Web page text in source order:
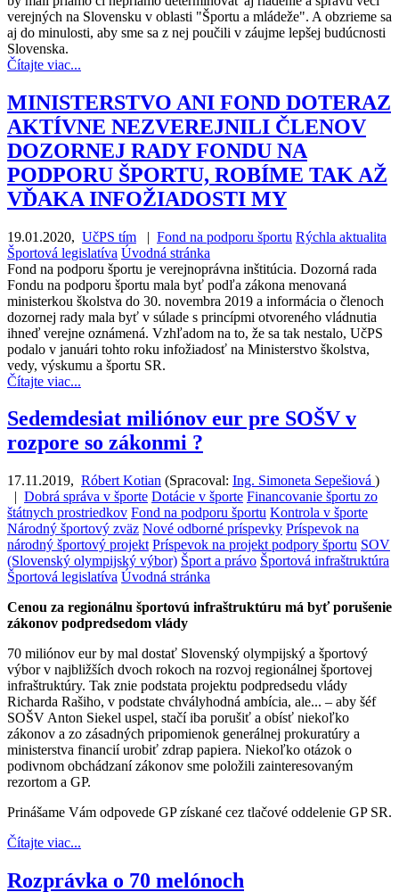
verejných na Slovensku v oblasti "Športu a mládeže". A obzrieme sa
aj do minulosti, aby sme sa z nej poučili v záujme lepšej budúcnosti
Slovenska.
Čítajte viac...
MINISTERSTVO ANI FOND DOTERAZ
AKTÍVNE NEZVEREJNILI ČLENOV
DOZORNEJ RADY FONDU NA
PODPORU ŠPORTU, ROBÍME TAK AŽ
VĎAKA INFOŽIADOSTI MY
19.01.2020, UčPS tím | Fond na podporu športu Rýchla aktualita
Športová legislatíva Úvodná stránka
Fond na podporu športu je verejnoprávna inštitúcia. Dozorná rada
Fondu na podporu športu mala byť podľa zákona menovaná
ministerkou školstva do 30. novembra 2019 a informácia o členoch
dozornej rady mala byť v súlade s princípmi otvoreného vládnutia
ihneď verejne oznámená. Vzhľadom na to, že sa tak nestalo, UčPS
podalo v januári tohto roku infožiadosť na Ministerstvo školstva,
vedy, výskumu a športu SR.
Čítajte viac...
Sedemdesiat miliónov eur pre SOŠV v
rozpore so zákonmi ?
17.11.2019, Róbert Kotian (Spracoval: Ing. Simoneta Sepešiová )
| Dobrá správa v športe Dotácie v športe Financovanie športu zo
štátnych prostriedkov Fond na podporu športu Kontrola v športe
Národný športový zväz Nové odborné príspevky Príspevok na
národný športový projekt Príspevok na projekt podpory športu SOV
(Slovenský olympijský výbor) Šport a právo Športová infraštruktúra
Športová legislatíva Úvodná stránka
Cenou za regionálnu športovú infraštruktúru má byť porušenie
zákonov podpredsedom vlády
70 miliónov eur by mal dostať Slovenský olympijský a športový
výbor v najbližších dvoch rokoch na rozvoj regionálnej športovej
infraštruktúry. Tak znie podstata projektu podpredsedu vlády
Richarda Rašiho, v podstate chvályhodná ambícia, ale... – aby šéf
SOŠV Anton Siekel uspel, stačí iba porušiť a obísť niekoľko
zákonov a zo zásadných pripomienok generálnej prokuratúry a
ministerstva financií urobiť zdrap papiera. Niekoľko otázok o
podivnom obchádzaní zákonov sme položili zainteresovaným
rezortom a GP.
Prinášame Vám odpovede GP získané cez tlačové oddelenie GP SR.
Čítajte viac...
Rozprávka o 70 melónoch